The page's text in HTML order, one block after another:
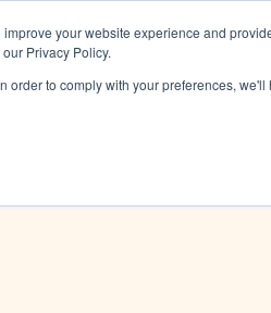
your website experience and
Privacy Policy.
to comply with your preferences,
Tariffe Risorse